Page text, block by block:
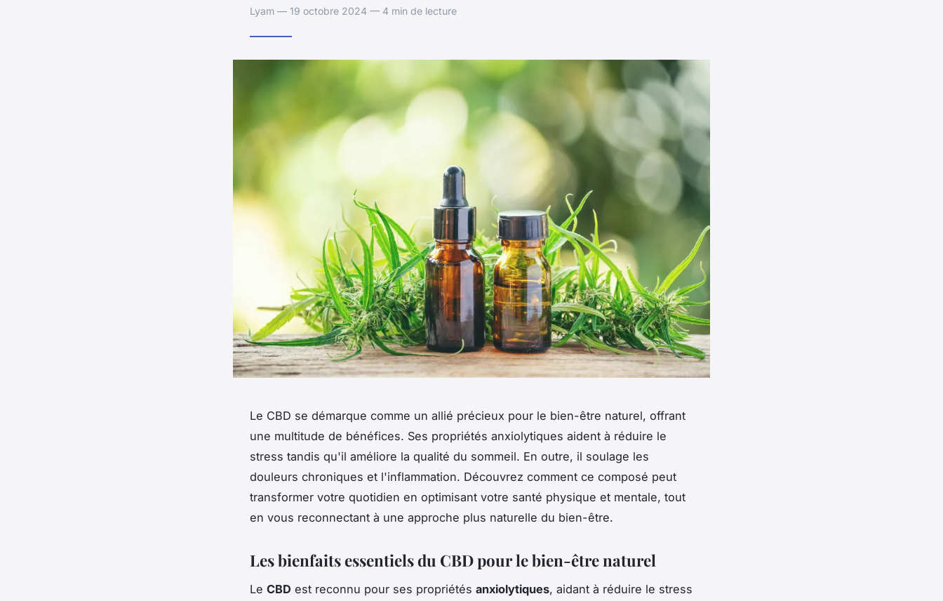
Lyam — 19 octobre 2024 — 4 min de lecture
Le CBD se démarque comme un allié précieux pour le bien-être naturel, offrant
une multitude de bénéfices. Ses propriétés anxiolytiques aident à réduire le
stress tandis qu'il améliore la qualité du sommeil. En outre, il soulage les
douleurs chroniques et l'inflammation. Découvrez comment ce composé peut
transformer votre quotidien en optimisant votre santé physique et mentale, tout
en vous reconnectant à une approche plus naturelle du bien-être.
Les bienfaits essentiels du CBD pour le bien-être naturel
Le CBD est reconnu pour ses propriétés anxiolytiques, aidant à réduire le stress